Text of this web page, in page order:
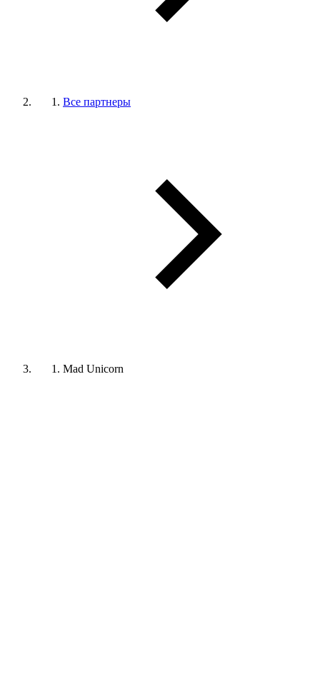
Все партнеры
Mad Unicorn